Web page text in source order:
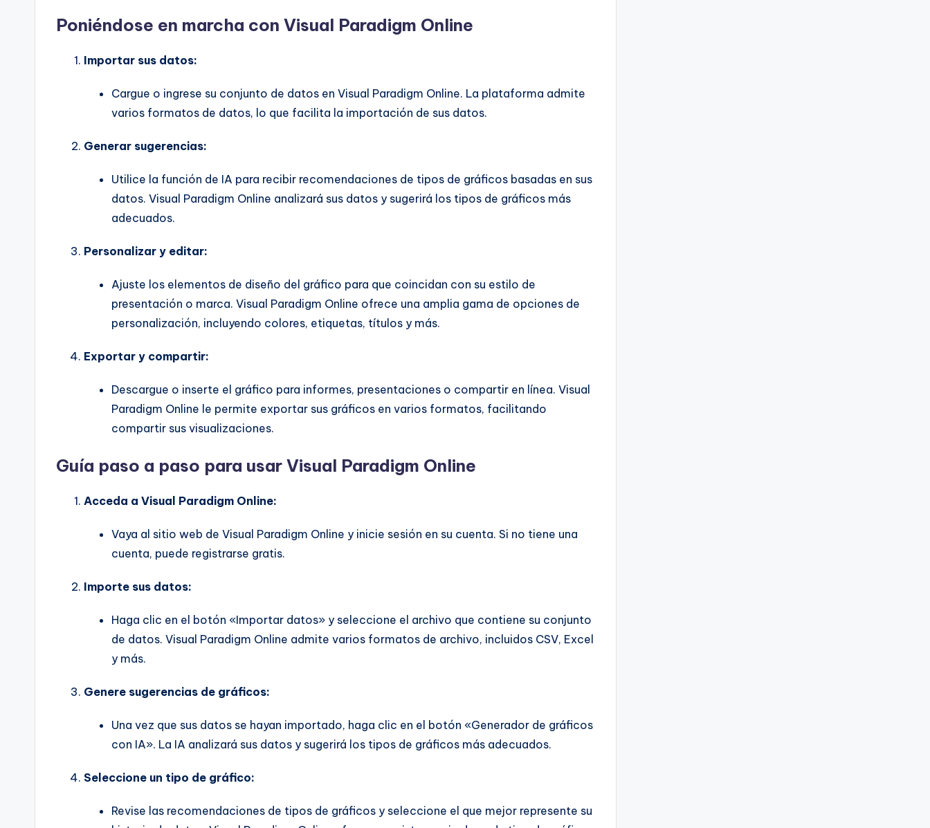
Poniéndose en marcha con Visual Paradigm Online
Importar sus datos:
Cargue o ingrese su conjunto de datos en Visual Paradigm Online. La plataforma admite
varios formatos de datos, lo que facilita la importación de sus datos.
Generar sugerencias:
Utilice la función de IA para recibir recomendaciones de tipos de gráficos basadas en sus
datos. Visual Paradigm Online analizará sus datos y sugerirá los tipos de gráficos más
adecuados.
Personalizar y editar:
Ajuste los elementos de diseño del gráfico para que coincidan con su estilo de
presentación o marca. Visual Paradigm Online ofrece una amplia gama de opciones de
personalización, incluyendo colores, etiquetas, títulos y más.
Exportar y compartir:
Descargue o inserte el gráfico para informes, presentaciones o compartir en línea. Visual
Paradigm Online le permite exportar sus gráficos en varios formatos, facilitando
compartir sus visualizaciones.
Guía paso a paso para usar Visual Paradigm Online
Acceda a Visual Paradigm Online:
Vaya al sitio web de Visual Paradigm Online y inicie sesión en su cuenta. Si no tiene una
cuenta, puede registrarse gratis.
Importe sus datos:
Haga clic en el botón «Importar datos» y seleccione el archivo que contiene su conjunto
de datos. Visual Paradigm Online admite varios formatos de archivo, incluidos CSV, Excel
y más.
Genere sugerencias de gráficos:
Una vez que sus datos se hayan importado, haga clic en el botón «Generador de gráficos
con IA». La IA analizará sus datos y sugerirá los tipos de gráficos más adecuados.
Seleccione un tipo de gráfico:
Revise las recomendaciones de tipos de gráficos y seleccione el que mejor represente su